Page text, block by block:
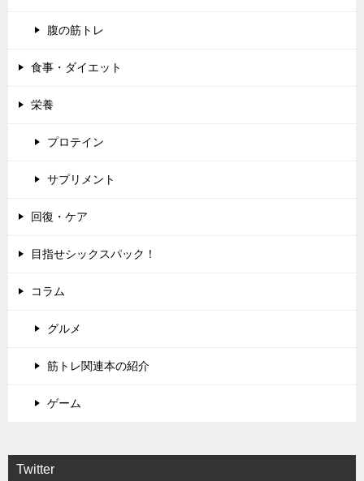
腹の筋トレ
食事・ダイエット
栄養
プロテイン
サプリメント
回復・ケア
目指せシックスパック！
コラム
グルメ
筋トレ関連本の紹介
ゲーム
Twitter